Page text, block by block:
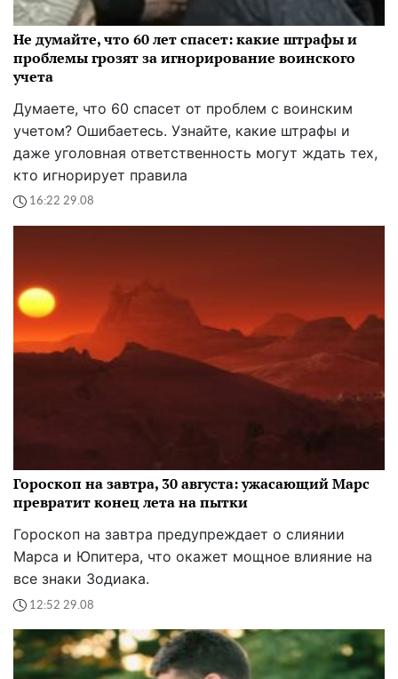
Не думайте, что 60 лет спасет: какие штрафы и
проблемы грозят за игнорирование воинского
учета
Думаете, что 60 спасет от проблем с воинским
учетом? Ошибаетесь. Узнайте, какие штрафы и
даже уголовная ответственность могут ждать тех,
кто игнорирует правила
16:22 29.08
Гороскоп на завтра, 30 августа: ужасающий Марс
превратит конец лета на пытки
Гороскоп на завтра предупреждает о слиянии
Марса и Юпитера, что окажет мощное влияние на
все знаки Зодиака.
12:52 29.08